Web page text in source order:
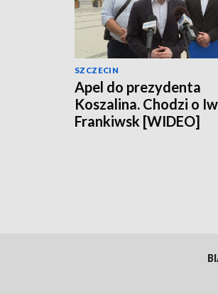
SZCZECIN
Apel do prezydenta
Koszalina. Chodzi o
Frankiwsk [WIDEO]